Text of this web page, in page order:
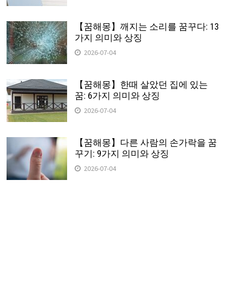
【꿈해몽】깨지는 소리를 꿈꾸다: 13
가지 의미와 상징
2026-07-04
【꿈해몽】한때 살았던 집에 있는
꿈: 6가지 의미와 상징
2026-07-04
【꿈해몽】다른 사람의 손가락을 꿈
꾸기: 9가지 의미와 상징
2026-07-04